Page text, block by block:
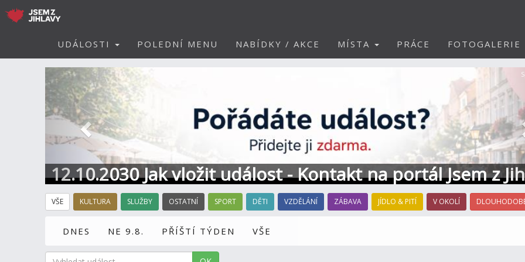
UDÁLOSTI POLEDNÍ MENU NABÍDKY / AKCE MÍSTA PRÁCE FOTOGALERIE
12.10.2030 Jak vložit událost - Kontakt na portál Jsem z
Předchozí
VŠE KULTURA SLUŽBY OSTATNÍ SPORT DĚTI VZDĚLÁNÍ ZÁBAVA JÍDLO & PITÍ V OKOLÍ
DNES NE 9.8. PŘÍŠTÍ TÝDEN VŠE